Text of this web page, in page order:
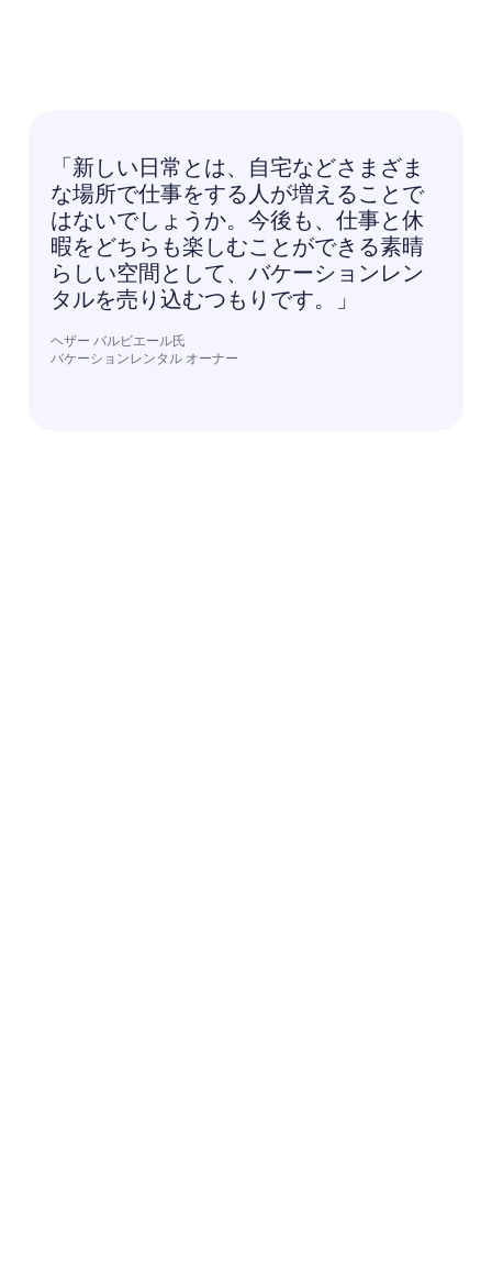
「新しい日常とは、自宅などさまざま
な場所で仕事をする人が増えることで
はないでしょうか。今後も、仕事と休
暇をどちらも楽しむことができる素晴
らしい空間として、バケーションレン
タルを売り込むつもりです。」
ヘザー バルビエール氏
バケーションレンタル オーナー